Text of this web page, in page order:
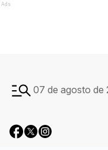
Ads
07 de agosto de